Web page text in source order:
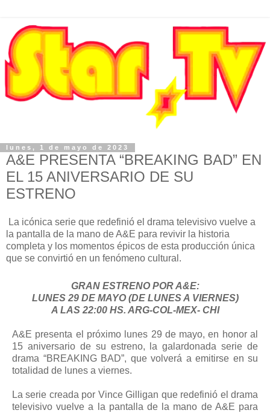
lunes, 1 de mayo de 2023
A&E PRESENTA “BREAKING BAD” EN
EL 15 ANIVERSARIO DE SU
ESTRENO
La icónica serie que redefinió el drama televisivo vuelve a
la pantalla de la mano de A&E para revivir la historia
completa y los momentos épicos de esta producción única
que se convirtió en un fenómeno cultural.
GRAN ESTRENO POR A&E:
LUNES 29 DE MAYO (DE LUNES A VIERNES)
A LAS 22:00 HS. ARG-COL-MEX- CHI
A&E presenta el próximo lunes 29 de mayo, en honor al
15 aniversario de su estreno, la galardonada serie de
drama “BREAKING BAD”, que volverá a emitirse en su
totalidad de lunes a viernes.
La serie creada por Vince Gilligan que redefinió el drama
televisivo vuelve a la pantalla de la mano de A&E para